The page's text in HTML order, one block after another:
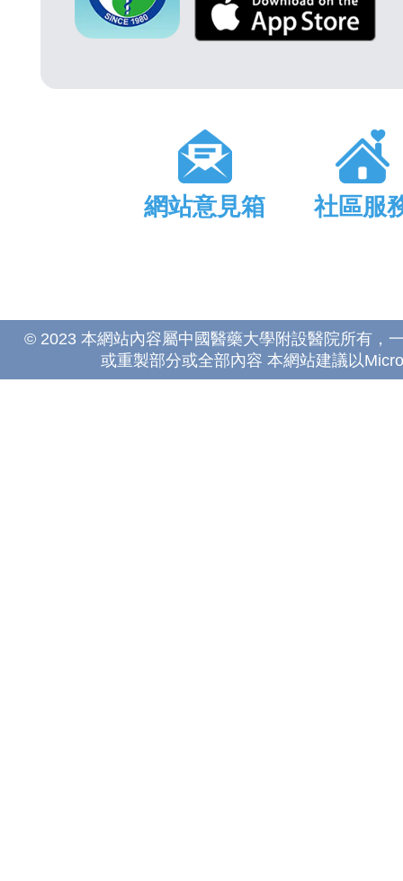
網站意見箱 社區服
© 2023 本網站內容屬中國醫藥大學附設醫院所有，
或重製部分或全部內容 本網站建議以